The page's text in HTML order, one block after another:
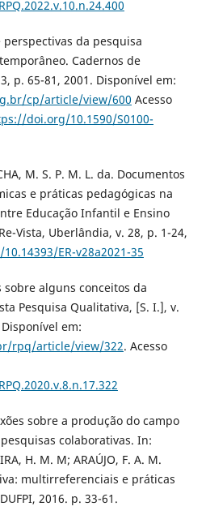
perspectivas da pesquisa
Cadernos de
p. 65-81, 2001. Disponível em:
cp/article/view/600 Acesso
doi.org/10.1590/S0100-
M. S. P. M. L. da. Documentos
e práticas pedagógicas na
Educação Infantil e Ensino
Vista, Uberlândia, v. 28, p. 1-24,
ER-v28a2021-35
sobre alguns conceitos da
Pesquisa Qualitativa, [S. I.], v.
em:
rpq/article/view/322. Acesso
sobre a produção do campo
colaborativas. In:
H. M. M; ARAÚJO, F. A. M.
multirreferenciais e práticas
2016. p. 33-61.